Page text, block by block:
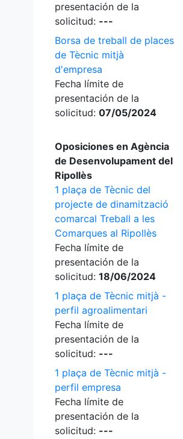
presentación de la
solicitud: ---
Borsa de treball de places
de Tècnic mitjà
d'empresa
Fecha límite de
presentación de la
solicitud: 07/05/2024
Oposiciones en Agència
de Desenvolupament del
Ripollès
1 plaça de Tècnic del
projecte de dinamització
comarcal Treball a les
Comarques al Ripollès
Fecha límite de
presentación de la
solicitud: 18/06/2024
1 plaça de Tècnic mitjà -
perfil agroalimentari
Fecha límite de
presentación de la
solicitud: ---
1 plaça de Tècnic mitjà -
perfil empresa
Fecha límite de
presentación de la
solicitud: ---